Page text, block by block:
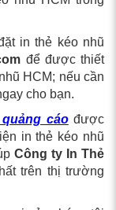
in thẻ kéo nhũ
để được thiết
HCM; nếu cần
cho bạn.
cáođược
in thẻ kéo nhũ
Công ty In Thẻ
trên thị trường